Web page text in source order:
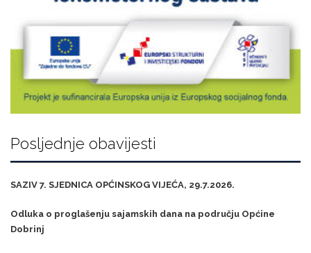
Posljednje obavijesti
SAZIV 7. SJEDNICA OPĆINSKOG VIJEĆA, 29.7.2026.
Odluka o proglašenju sajamskih dana na području Općine
Dobrinj